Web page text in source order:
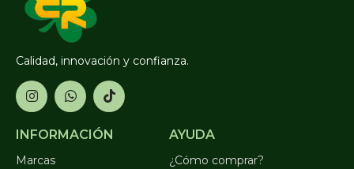
Calidad, innovación y confianza.
INFORMACIÓN
Marcas
AYUDA
¿Cómo comprar?